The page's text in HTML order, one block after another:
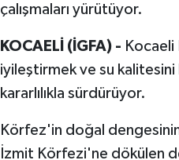
çalışmaları yürütüyor.
KOCAELİ (İGFA) -
iyileştirmek ve su
kararlılıkla sürdürüyor.
Körfez'in doğal
İzmit Körfezi'ne dökülen